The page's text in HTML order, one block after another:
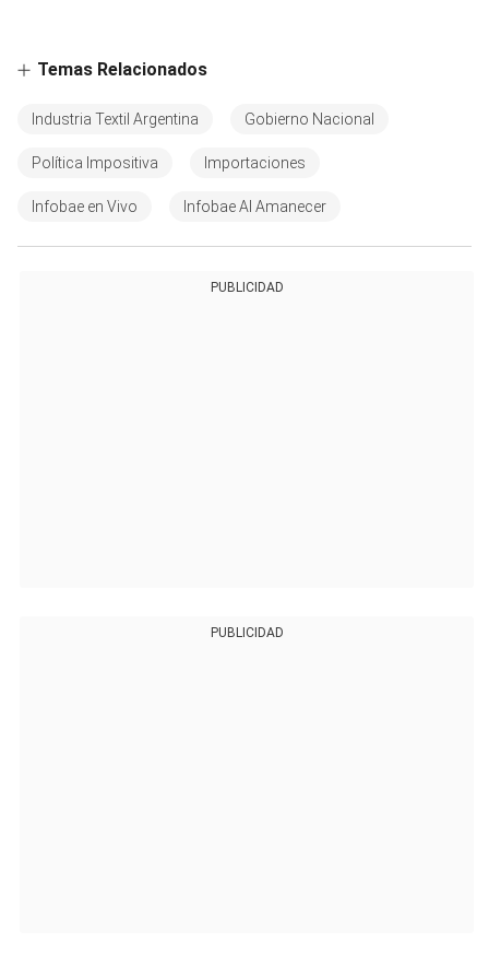
Temas Relacionados
Industria Textil Argentina Gobierno Nacional
Política Impositiva Importaciones
Infobae en Vivo Infobae Al Amanecer
PUBLICIDAD
PUBLICIDAD